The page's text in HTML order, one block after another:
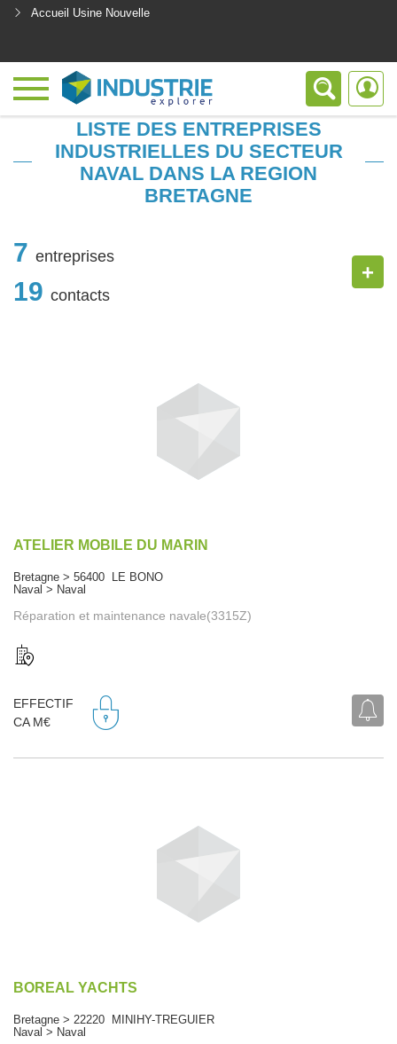
Accueil Usine Nouvelle
LISTE DES ENTREPRISES
INDUSTRIELLES DU SECTEUR
NAVAL DANS LA REGION
BRETAGNE
7 entreprises
19 contacts
+
ATELIER MOBILE DU MARIN
Bretagne > 56400 LE BONO
Naval > Naval
Réparation et maintenance navale(3315Z)
EFFECTIF
CA M€
BOREAL YACHTS
Bretagne > 22220 MINIHY-TREGUIER
Naval > Naval